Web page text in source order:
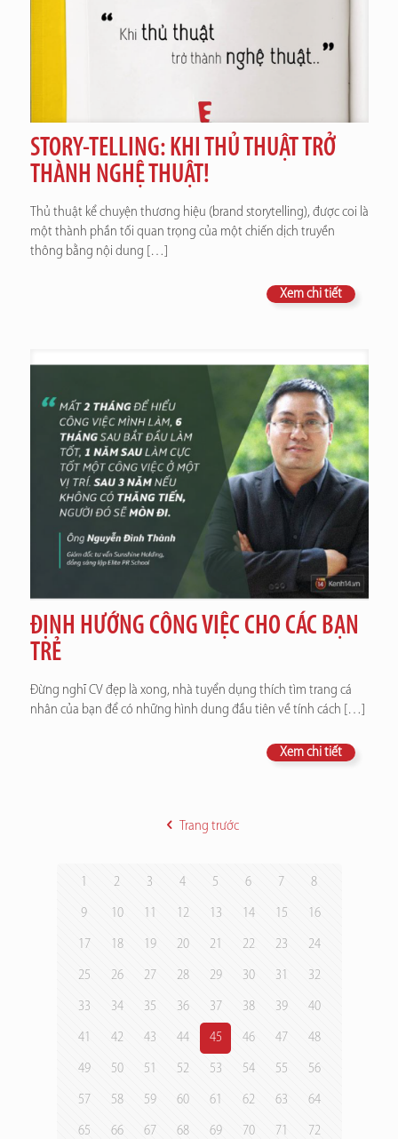
STORY-TELLING: KHI THỦ THUẬT TRỞ
THÀNH NGHỆ THUẬT!
Thủ thuật kể chuyện thương hiệu (brand storytelling), được coi là
một thành phần tối quan trọng của một chiến dịch truyền
thông bằng nội dung […]
Xem chi tiết
ĐỊNH HƯỚNG CÔNG VIỆC CHO CÁC BẠN
TRẺ
Đừng nghĩ CV đẹp là xong, nhà tuyển dụng thích tìm trang cá
nhân của bạn để có những hình dung đầu tiên về tính cách […]
Xem chi tiết
Trang trước
1 2 3 4 5 6 7 8
9 10 11 12 13 14 15 16
17 18 19 20 21 22 23 24
25 26 27 28 29 30 31 32
33 34 35 36 37 38 39 40
41 42 43 44 45 46 47 48
49 50 51 52 53 54 55 56
57 58 59 60 61 62 63 64
65 66 67 68 69 70 71 72